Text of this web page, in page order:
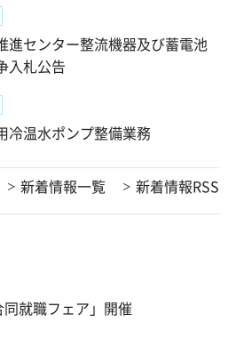
進センター整流機器及び蓄電池
入札公告
冷温水ポンプ整備業務
新着情報一覧 新着情報RSS
就職フェア」開催